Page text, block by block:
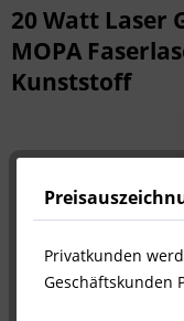
20 Watt Laser
MOPA
Kunststoff
Privatkunden
Geschäftskunden